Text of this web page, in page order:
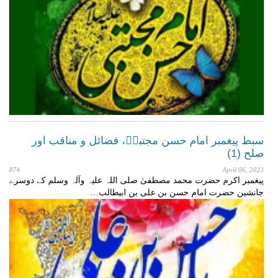
سبط پیغمبر امام حسن مجتبیؑ، فضائل و مناقب اور
صلح (1)
April 06, 2023
874
پیغمبر اکرم حضرت محمد مصطفیٰ صلی اللہ علیہ وآلہ وسلم کے دوسرے
جانشین حضرت امام حسن بن علی بن ابیطالب…